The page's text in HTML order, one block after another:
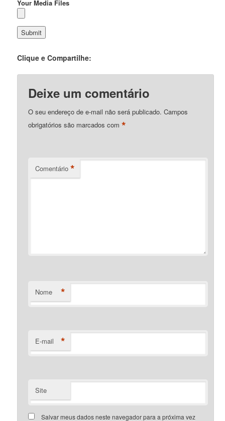
Your Media Files
Clique e Compartilhe:
Deixe um comentário
O seu endereço de e-mail não será publicado. Campos
obrigatórios são marcados com*
Comentário *
Nome *
E-mail *
Site
Salvar meus dados neste navegador para a próxima vez